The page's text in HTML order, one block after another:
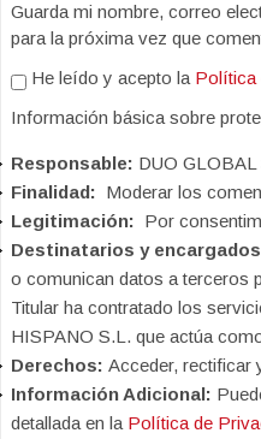
Guarda mi nombre, correo
para la próxima vez que
He leído y acepto la Política
Información básica sobre
Responsable: DUO
Finalidad: Moderar los
Legitimación: Por
Destinatarios y
o comunican datos a terceros
Titular ha contratado los
HISPANO S.L. que actúa
Derechos: Acceder, rectificar
Información Adicional:
detallada en la Política de